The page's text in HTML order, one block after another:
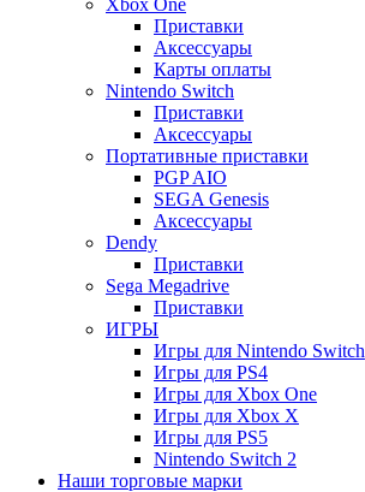
Приставки
Аксессуары
Карты оплаты
Nintendo Switch
Приставки
Аксессуары
Портативные приставки
PGP AIO
SEGA Genesis
Аксессуары
Dendy
Приставки
Sega Megadrive
Приставки
ИГРЫ
Игры для Nintendo Switch
Игры для PS4
Игры для Xbox One
Игры для Xbox X
Игры для PS5
Nintendo Switch 2
Наши торговые марки